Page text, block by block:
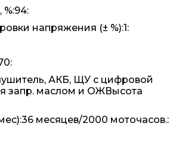
напряжения (± %):1:
АКБ, ЩУ с цифровой
запр. маслом и ОЖВысота
месяцев/2000 моточасов.: